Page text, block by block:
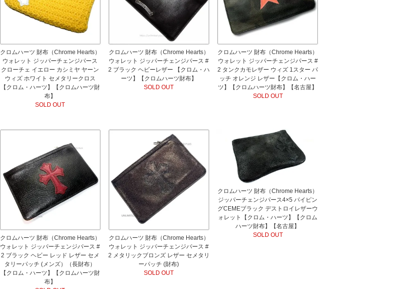
クロムハーツ 財布（Chrome Hearts）
ウォレット ジッパーチェンジパース
クローチェ イエロー カシミヤ ヤーン
ウィズ ホワイト セメタリークロス
【クロム・ハーツ】【クロムハーツ財
布】
SOLD OUT
クロムハーツ 財布（Chrome Hearts）
ウォレット ジッパーチェンジパース #
2 ブラック ヘビーレザー 【クロム・ハ
ーツ】【クロムハーツ財布】
SOLD OUT
クロムハーツ 財布（Chrome Hearts）
ウォレット ジッパーチェンジパース #
2 タンクカモレザー ウィズ 1スター パ
ッチ オレンジ レザー【クロム・ハー
ツ】【クロムハーツ財布】【名古屋】
SOLD OUT
クロムハーツ 財布（Chrome Hearts）
ウォレット ジッパーチェンジパース #
2 ブラック ヘビー レッド レザー セメ
タリーパッチ (メンズ）（長財布）
【クロム・ハーツ】【クロムハーツ財
布】
クロムハーツ 財布（Chrome Hearts）
ウォレット ジッパーチェンジパース #
2 メタリックブロンズ レザー セメタリ
ーパッチ (財布)
SOLD OUT
クロムハーツ 財布（Chrome Hearts）
ジッパーチェンジパース4×5 パイピン
グCEMEブラック デストロイレザーウ
ォレット【クロム・ハーツ】【クロム
ハーツ財布】【名古屋】
SOLD OUT